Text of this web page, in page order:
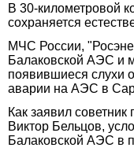
В 30-километровой
сохраняется
МЧС России,
Балаковской АЭС и
появившиеся слухи
аварии на АЭС в
Как заявил
Виктор Бельцов,
Балаковской АЭС в